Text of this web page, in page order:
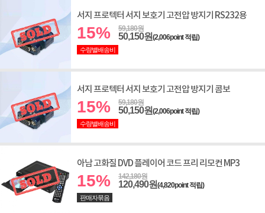
서지 프로텍터 서지 보호기 고전압 방지기 RS232용
15% 59,180원
50,150원(2,006point 적립)
수량별배송비
서지 프로텍터 서지 보호기 고전압 방지기 콤보
15% 59,180원
50,150원(2,006point 적립)
수량별배송비
아남 고화질 DVD 플레이어 코드 프리 리모컨 MP3
15% 142,180원
120,490원(4,820point 적립)
판매자묶음